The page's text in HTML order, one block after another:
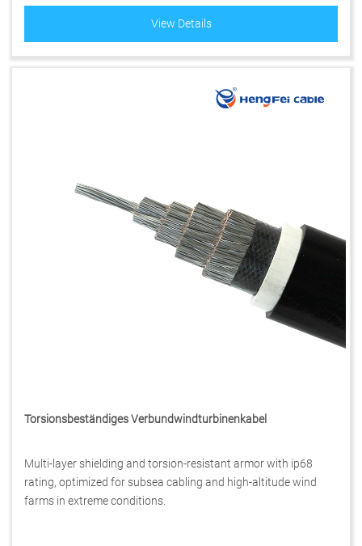
View Details
Torsionsbeständiges Verbundwindturbinenkabel
Multi-layer shielding and torsion-resistant armor with ip68
rating, optimized for subsea cabling and high-altitude wind
farms in extreme conditions.